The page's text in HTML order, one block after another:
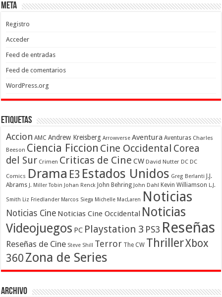
Meta
Registro
Acceder
Feed de entradas
Feed de comentarios
WordPress.org
Etiquetas
Accion AMC Andrew Kreisberg Arrowverse Aventura Aventuras Charles
Beeson Ciencia Ficcion Cine Occidental Corea
del Sur Crimen Criticas de Cine CW David Nutter DC DC
Comics Drama E3 Estados Unidos Greg Berlanti J.J.
Abrams J. Miller Tobin Johan Renck John Behring John Dahl Kevin Williamson L.J.
Smith Liz Friedlander Marcos Siega Michelle MacLaren Noticias
Noticias Cine Noticias Cine Occidental Noticias
Videojuegos PC Playstation 3 PS3 Reseñas
Reseñas de Cine Steve Shill Terror The CW ThrillerXbox
360 Zona de Series
Archivo